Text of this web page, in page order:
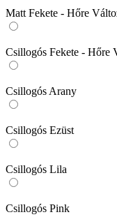
Matt Fekete - Hőre
Csillogós Fekete - Hőre
Csillogós Arany
Csillogós Ezüst
Csillogós Lila
Csillogós Pink